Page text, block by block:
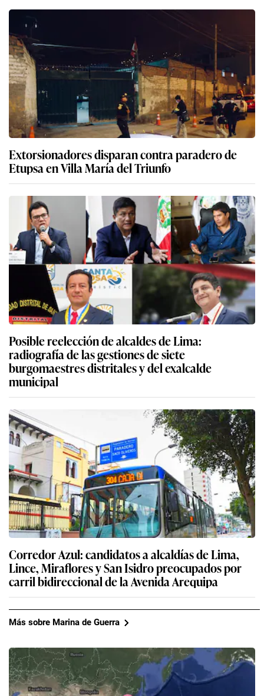
Extorsionadores disparan contra paradero de
Etupsa en Villa María del Triunfo
Posible reelección de alcaldes de Lima:
radiografía de las gestiones de siete
burgomaestres distritales y del exalcalde
municipal
Corredor Azul: candidatos a alcaldías de Lima,
Lince, Miraflores y San Isidro preocupados por
carril bidireccional de la Avenida Arequipa
Más sobre Marina de Guerra